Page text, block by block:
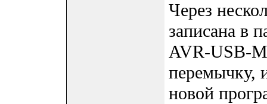
Через
записана в
AVR-USB-
перемычку,
новой